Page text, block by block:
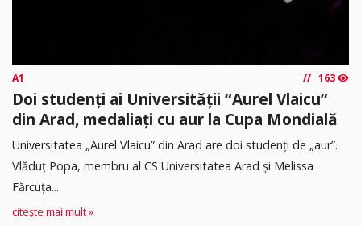
A1 163
Doi studenți ai Universității “Aurel Vlaicu”
din Arad, medaliați cu aur la Cupa Mondială
Universitatea „Aurel Vlaicu” din Arad are doi studenți de „aur”.
Vlăduț Popa, membru al CS Universitatea Arad și Melissa
Fărcuța...
citește mai mult »